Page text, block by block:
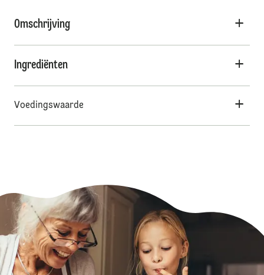
Omschrijving
Ingrediënten
Voedingswaarde